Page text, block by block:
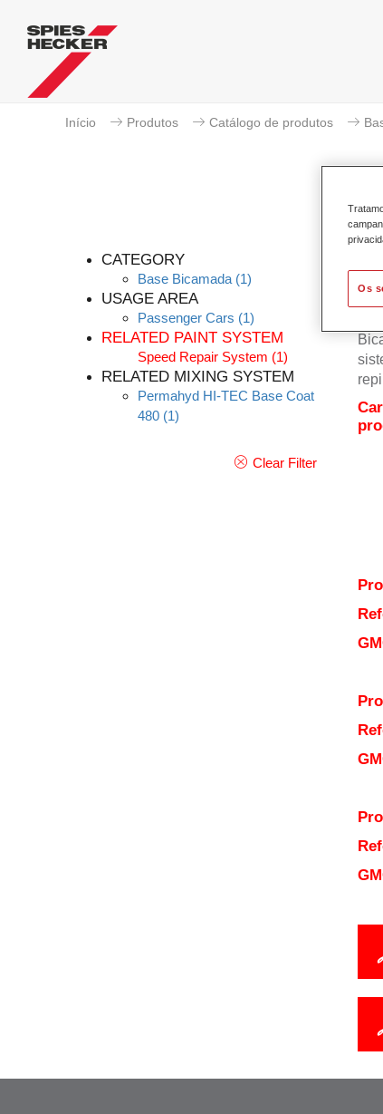
Início Produtos Catálogo de produtos
CATEGORY
Base Bicamada (1)
USAGE AREA
Passenger Cars (1)
RELATED PAINT SYSTEM
Speed Repair System (1)
RELATED MIXING SYSTEM
Permahyd HI-TEC Base Coat
480 (1)
Clear Filter
Os